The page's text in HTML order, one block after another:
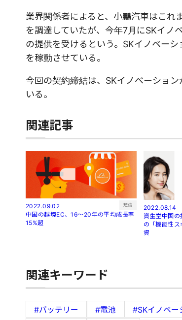
業界関係者によると、小鵬汽車はこれ
を調達していたが、今年7月にSKイノ
の提供を受けるという。SKイノベー
を稼動させている。
今回の契約締結は、SKイノベーショ
いる。
関連記事
2022.09.02 短信
中国の越境EC、16～20年の平均成長率
15%超
2022.08.14
資生堂中国
の「機能性
資
関連キーワード
#バッテリー #電池 #SKイノベー